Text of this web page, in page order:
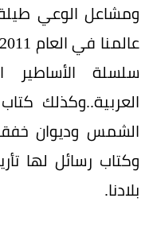
سلسلة
العربية..وكذلك
الشمس وديوان
وكتاب رسائل لها
بلادنا.